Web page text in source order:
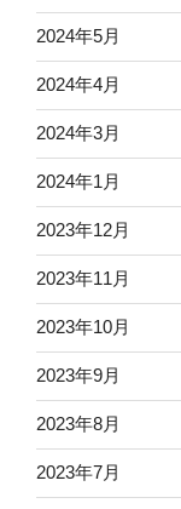
2024年5月
2024年4月
2024年3月
2024年1月
2023年12月
2023年11月
2023年10月
2023年9月
2023年8月
2023年7月